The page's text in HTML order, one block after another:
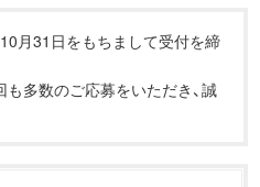
月31日をもちまして受付を締
多数のご応募をいただき、誠